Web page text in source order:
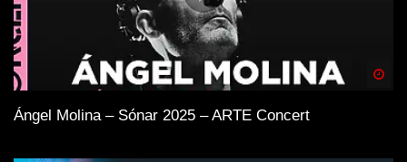
Ángel Molina – Sónar 2025 – ARTE Concert